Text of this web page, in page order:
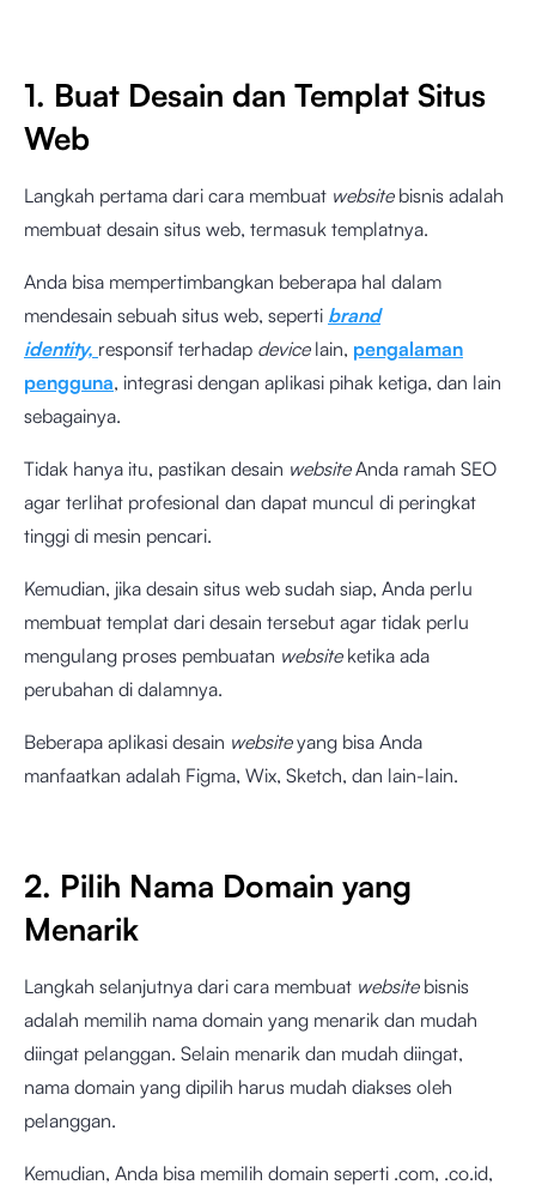
1. Buat Desain dan Templat Situs
Web
Langkah pertama dari cara membuat website bisnis adalah
membuat desain situs web, termasuk templatnya.
Anda bisa mempertimbangkan beberapa hal dalam
mendesain sebuah situs web, seperti brand
identity, responsif terhadap device lain, pengalaman
pengguna, integrasi dengan aplikasi pihak ketiga, dan lain
sebagainya.
Tidak hanya itu, pastikan desain websiteAnda ramah SEO
agar terlihat profesional dan dapat muncul di peringkat
tinggi di mesin pencari.
Kemudian, jika desain situs web sudah siap, Anda perlu
membuat templat dari desain tersebut agar tidak perlu
mengulang proses pembuatan website ketika ada
perubahan di dalamnya.
Beberapa aplikasi desain websiteyang bisa Anda
manfaatkan adalah Figma, Wix, Sketch, dan lain-lain.
2. Pilih Nama Domain yang
Menarik
Langkah selanjutnya dari cara membuat website bisnis
adalah memilih nama domain yang menarik dan mudah
diingat pelanggan. Selain menarik dan mudah diingat,
nama domain yang dipilih harus mudah diakses oleh
pelanggan.
Kemudian, Anda bisa memilih domain seperti .com, .co.id,